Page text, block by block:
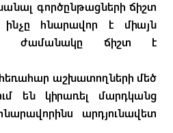
գործընթացների ճիշտ
հնարավոր է միայն
ժամանակը ճիշտ է
հեռահար աշխատողների մեծ
են կիրառել մարդկանց
արդյունավետ